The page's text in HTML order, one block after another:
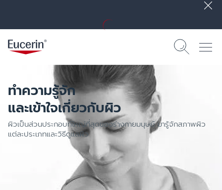
ทำความรู้จัก
และเข้าใจเกี่ยวกับผิว
ผิวเป็นส่วนประกอบที่ใหญ่ที่สุดของร่างกายมนุษย์ มารู้จักสภาพผิว
แต่ละประเภทและวิธีดูแลผิว